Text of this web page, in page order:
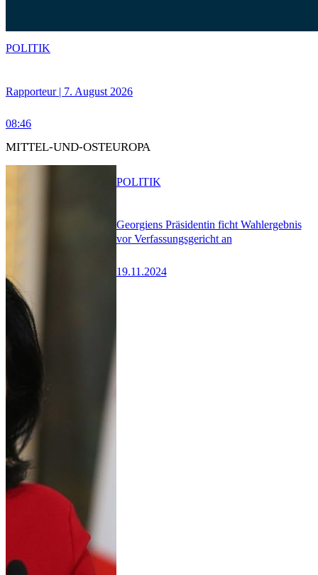
Rapporteur | 7. August 2026
08:46
POLITIK
MITTEL-UND-OSTEUROPA
Georgiens Präsidentin ficht Wahlergebnis
vor Verfassungsgericht an
19.11.2024
POLITIK